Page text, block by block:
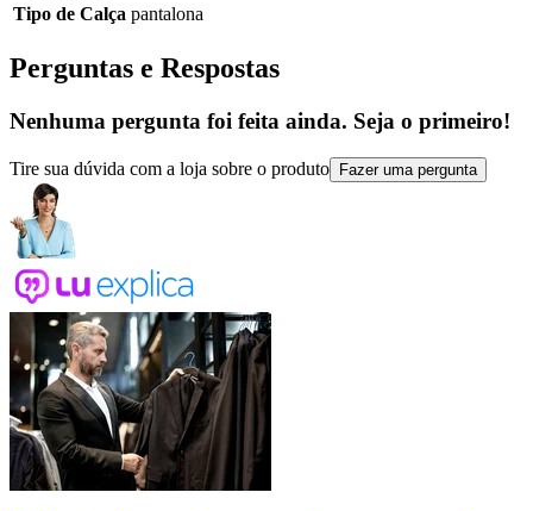
Tipo de Calça pantalona
Perguntas e Respostas
Nenhuma pergunta foi feita ainda. Seja o primeiro!
Tire sua dúvida com a loja sobre o produto Fazer uma pergunta